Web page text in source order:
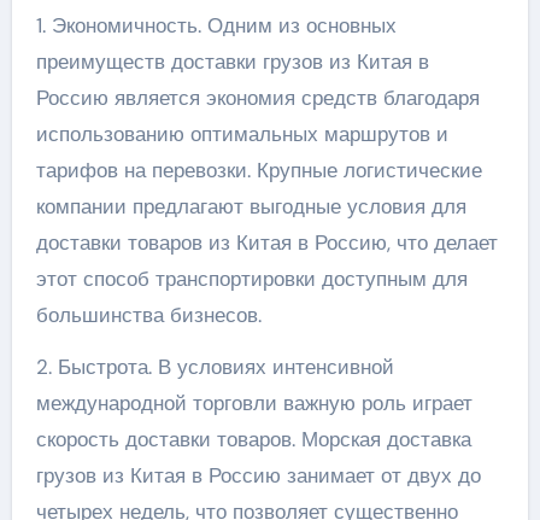
1. Экономичность. Одним из основных
преимуществ доставки грузов из Китая в
Россию является экономия средств благодаря
использованию оптимальных маршрутов и
тарифов на перевозки. Крупные логистические
компании предлагают выгодные условия для
доставки товаров из Китая в Россию, что делает
этот способ транспортировки доступным для
большинства бизнесов.
2. Быстрота. В условиях интенсивной
международной торговли важную роль играет
скорость доставки товаров. Морская доставка
грузов из Китая в Россию занимает от двух до
четырех недель, что позволяет существенно